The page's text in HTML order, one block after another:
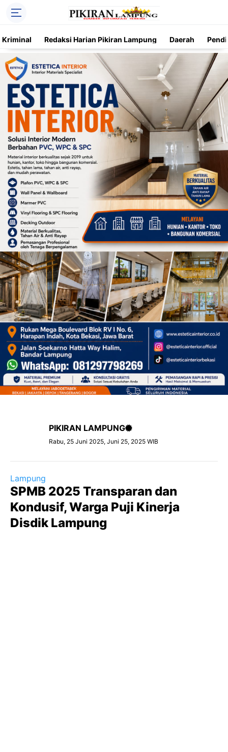
Kriminal Redaksi Harian Pikiran Lampung Daerah
Trending Kriminal Nasional
PIKIRAN LAMPUNG
Rabu, 25 Juni 2025, Juni 25, 2025 WIB
Lampung
SPMB 2025 Transparan dan
Kondusif, Warga Puji Kinerja
Disdik Lampung